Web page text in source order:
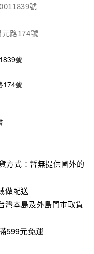
號
路174號
號
174號
方式：暫無提供國外的
做配送
灣本島及外島門市取貨
599元免運